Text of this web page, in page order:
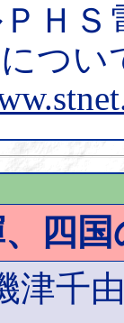
ＰＨ
つい
四
津千